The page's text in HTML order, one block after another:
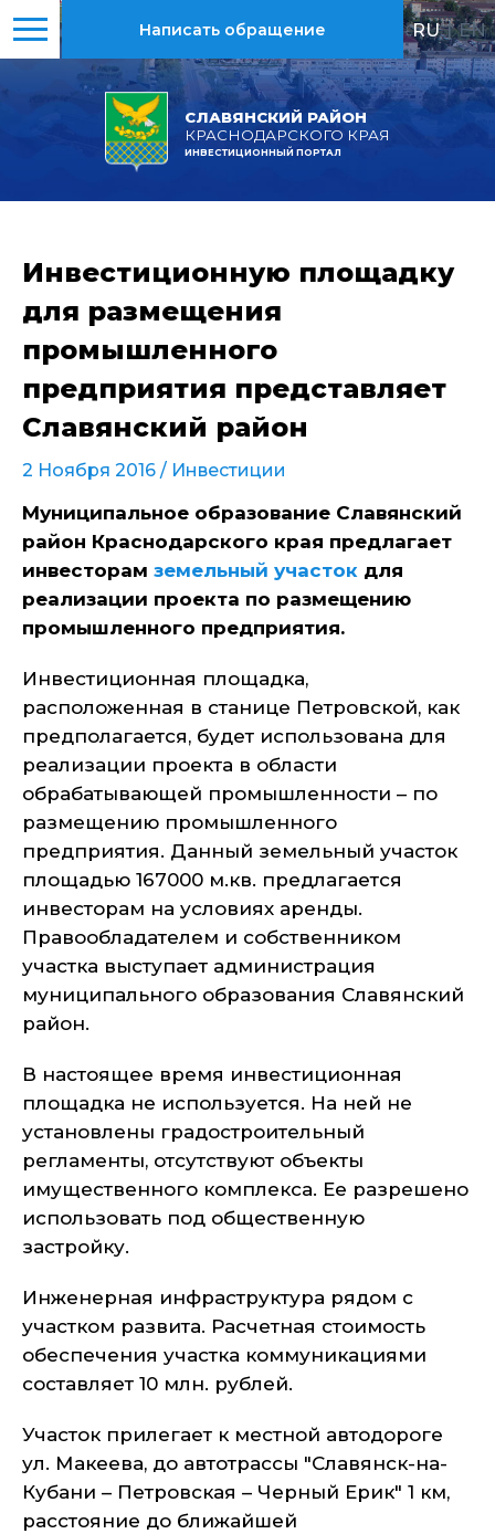
СЛАВЯНСКИЙ РАЙОН
КРАСНОДАРСКОГО КРАЯ
ИНВЕСТИЦИОННЫЙ ПОРТАЛ
Написать обращение RU | EN
Инвестиционную площадку
для размещения
промышленного
предприятия представляет
Славянский район
2 Ноября 2016 / Инвестиции
Муниципальное образование Славянский
район Краснодарского края предлагает
инвесторам земельный участок для
реализации проекта по размещению
промышленного предприятия.
Инвестиционная площадка,
расположенная в станице Петровской, как
предполагается, будет использована для
реализации проекта в области
обрабатывающей промышленности – по
размещению промышленного
предприятия. Данный земельный участок
площадью 167000 м.кв. предлагается
инвесторам на условиях аренды.
Правообладателем и собственником
участка выступает администрация
муниципального образования Славянский
район.
В настоящее время инвестиционная
площадка не используется. На ней не
установлены градостроительный
регламенты, отсутствуют объекты
имущественного комплекса. Ее разрешено
использовать под общественную
застройку.
Инженерная инфраструктура рядом с
участком развита. Расчетная стоимость
обеспечения участка коммуникациями
составляет 10 млн. рублей.
Участок прилегает к местной автодороге
ул. Макеева, до автотрассы "Славянск-на-
Кубани – Петровская – Черный Ерик" 1 км,
расстояние до ближайшей